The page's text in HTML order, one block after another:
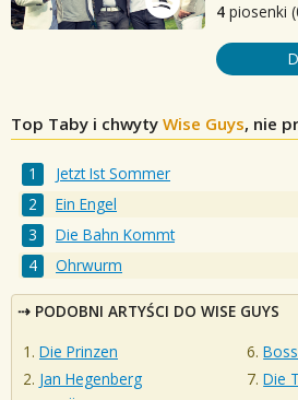
4 piosenki
Top Taby i chwyty Wise Guys, nie
Jetzt Ist Sommer
Ein Engel
Die Bahn Kommt
Ohrwurm
PODOBNI ARTYŚCI DO WISE GUYS
Die Prinzen
Jan Hegenberg
Die